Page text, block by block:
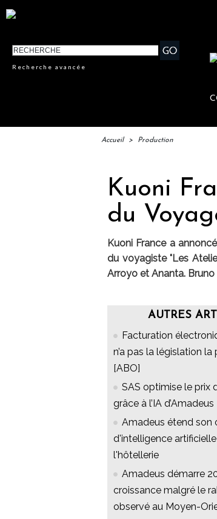
Recherche avancée
Accueil > Production
Kuoni
du
Kuoni France a
du voyagiste "Les
Arroyo et Ananta.
AUTRES
Facturation
n’a pas la législation
[ABO]
SAS optimise le prix
grâce à l’IA d’Amadeus
Amadeus étend son
d'intelligence
l'hôtellerie
Amadeus démarre
croissance malgré le
observé au Moyen-